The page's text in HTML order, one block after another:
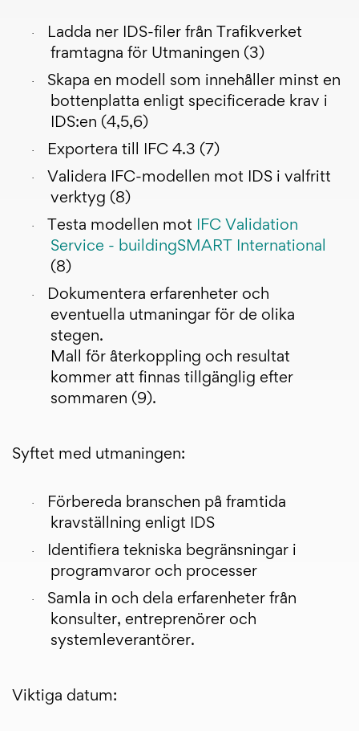
·
Ladda ner IDS-filer från Trafikverket
framtagna för Utmaningen (3)
·
Skapa en modell som innehåller minst en
bottenplatta enligt specificerade krav i
IDS:en (4,5,6)
· Exportera till IFC 4.3 (7)
·
Validera IFC-modellen mot IDS i valfritt
verktyg (8)
· Testa modellen mot
IFC Validation
Service - buildingSMART International
(8)
·
Dokumentera erfarenheter och
eventuella utmaningar för de olika
stegen.
Mall för återkoppling och resultat
kommer att finnas tillgänglig efter
sommaren (9).
Syftet med utmaningen:
·
Förbereda branschen på framtida
kravställning enligt IDS
·
Identifiera tekniska begränsningar i
programvaror och processer
·
Samla in och dela erfarenheter från
konsulter, entreprenörer och
systemleverantörer.
Viktiga datum: